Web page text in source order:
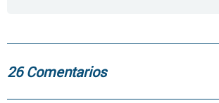
26 Comentarios